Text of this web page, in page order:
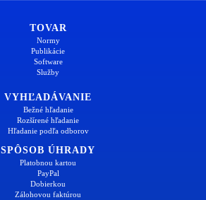
TOVAR
Normy
Publikácie
Software
Služby
VYHĽADÁVANIE
Bežné hľadanie
Rozšírené hľadanie
Hľadanie podľa odborov
SPÔSOB ÚHRADY
Platobnou kartou
PayPal
Dobierkou
Zálohovou faktúrou